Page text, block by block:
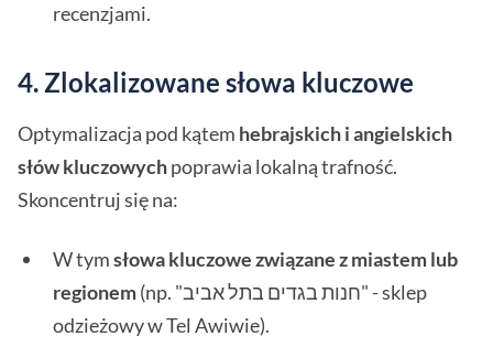
recenzjami.
4. Zlokalizowane słowa kluczowe
Optymalizacja pod kątem hebrajskich i angielskich
słów kluczowychpoprawia lokalną trafność.
Skoncentruj się na:
W tymsłowa kluczowe związane z miastem lub
regionem(np. "חנות בגדים בתל אביב" - sklep
odzieżowy w Tel Awiwie).